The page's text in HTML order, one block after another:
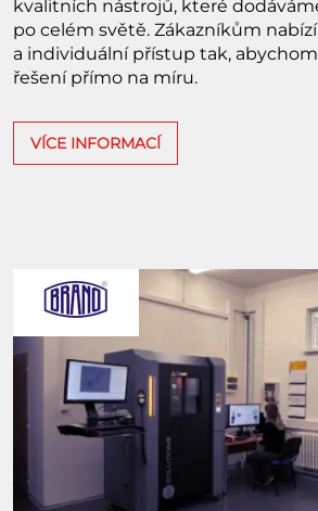
kvalitních nástrojů, které
po celém světě. Zákazníkům
a individuální přístup tak,
řešení přímo na míru.
VÍCE INFORMACÍ